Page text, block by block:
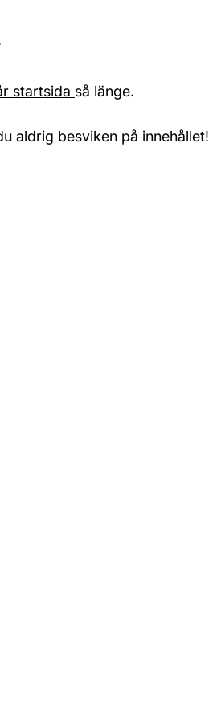
startsida så länge.
aldrig besviken på innehållet!